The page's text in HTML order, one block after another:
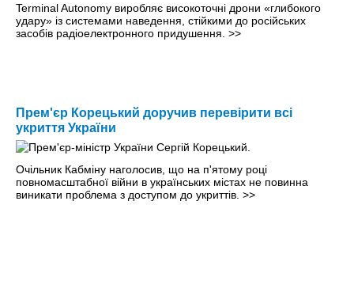
Terminal Autonomy виробляє високоточні дрони «глибокого
удару» із системами наведення, стійкими до російських
засобів радіоелектронного придушення. >>
Прем'єр Корецький доручив перевірити всі
укриття України
Очільник Кабміну наголосив, що на п'ятому році
повномасштабної війни в українських містах не повинна
виникати проблема з доступом до укриттів. >>